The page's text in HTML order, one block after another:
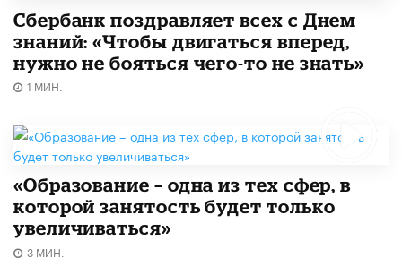
Сбербанк поздравляет всех с Днем
знаний: «Чтобы двигаться вперед,
нужно не бояться чего-то не знать»
1 МИН.
«Образование – одна из тех сфер, в
которой занятость будет только
увеличиваться»
3 МИН.